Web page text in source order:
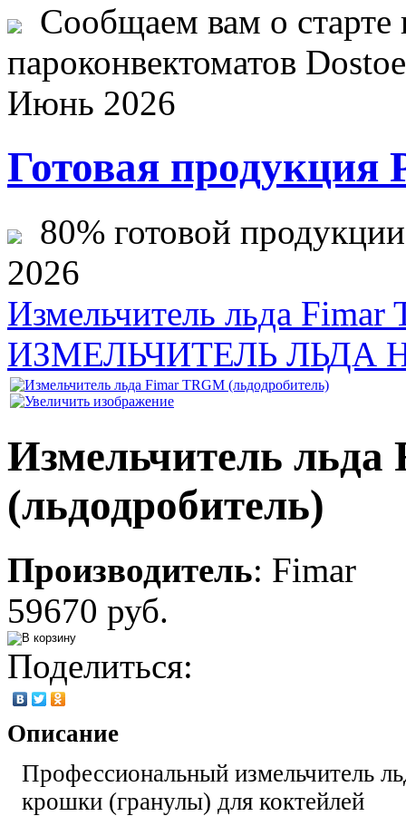
Сообщаем вам о старте
пароконвектоматов
Июнь 2026
Готовая продукция
80% готовой
2026
Измельчитель льда Fimar
ИЗМЕЛЬЧИТЕЛЬ ЛЬДА
Измельчитель
(льдодробитель)
Производитель: Fimar
59670 руб.
Поделиться:
Описание
Профессиональный измельчитель
крошки (гранулы) для коктейлей